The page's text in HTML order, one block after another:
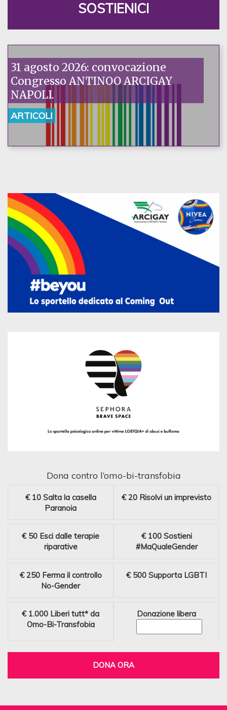
SOSTIENICI
31 agosto 2026: convocazione
Congresso ANTINOO ARCIGAY
NAPOLI.
ARTICOLI
Dona contro l’omo-bi-transfobia
€ 10 Salta la casella
Paranoia
€ 20 Risolvi un imprevisto
€ 50 Esci dalle terapie
riparative
€ 100 Sostieni
#MaQualeGender
€ 250 Ferma il controllo
No-Gender
€ 500 Supporta LGBTI
€ 1.000 Liberi tutt* da
Omo-Bi-Transfobia
Donazione libera
DONA ORA